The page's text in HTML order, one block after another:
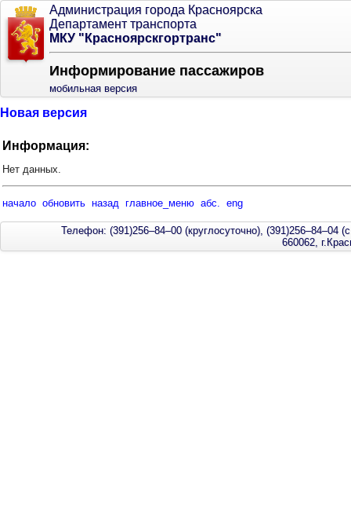
Администрация города Красноярска
Департамент транспорта
МКУ "Красноярскгортранс"
Информирование пассажиров
мобильная версия
Новая версия
Информация:
Нет данных.
начало обновить назад главное_меню абс. eng
Телефон: (391)256–84–00 (круглосуточно), (391)256–84–04
660062,